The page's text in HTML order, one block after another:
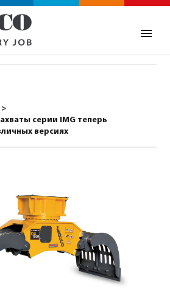
>
серии IMG теперь
версиях